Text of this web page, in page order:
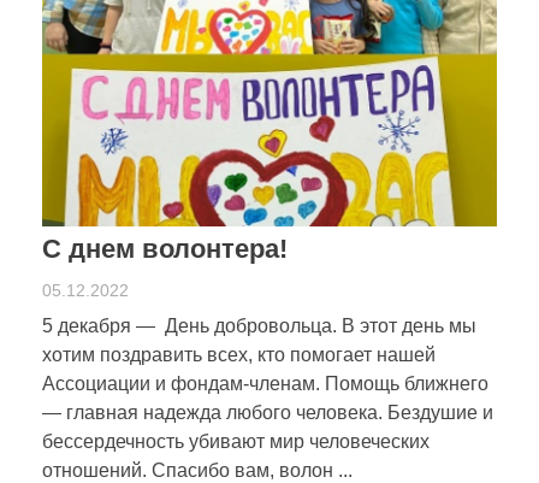
С днем волонтера!
05.12.2022
5 декабря — День добровольца. В этот день мы
хотим поздравить всех, кто помогает нашей
Ассоциации и фондам-членам. Помощь ближнего
— главная надежда любого человека. Бездушие и
бессердечность убивают мир человеческих
отношений. Спасибо вам, волон ...